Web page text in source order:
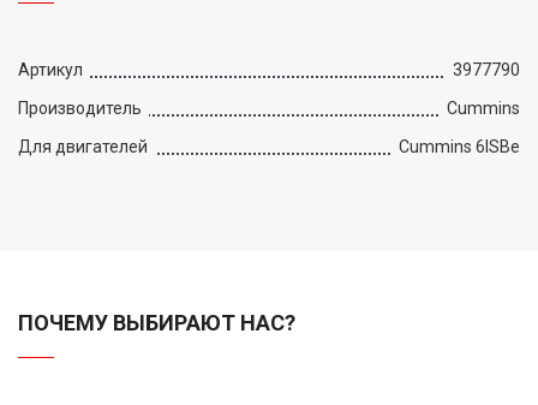
Артикул
3977790
Производитель
Cummins
Для двигателей
Cummins 6ISBe
ПОЧЕМУ ВЫБИРАЮТ НАС?